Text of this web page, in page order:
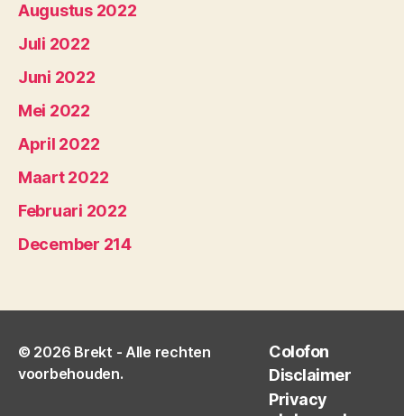
Augustus 2022
Juli 2022
Juni 2022
Mei 2022
April 2022
Maart 2022
Februari 2022
December 214
© 2026 Brekt - Alle rechten
voorbehouden.
Colofon
Disclaimer
Privacy